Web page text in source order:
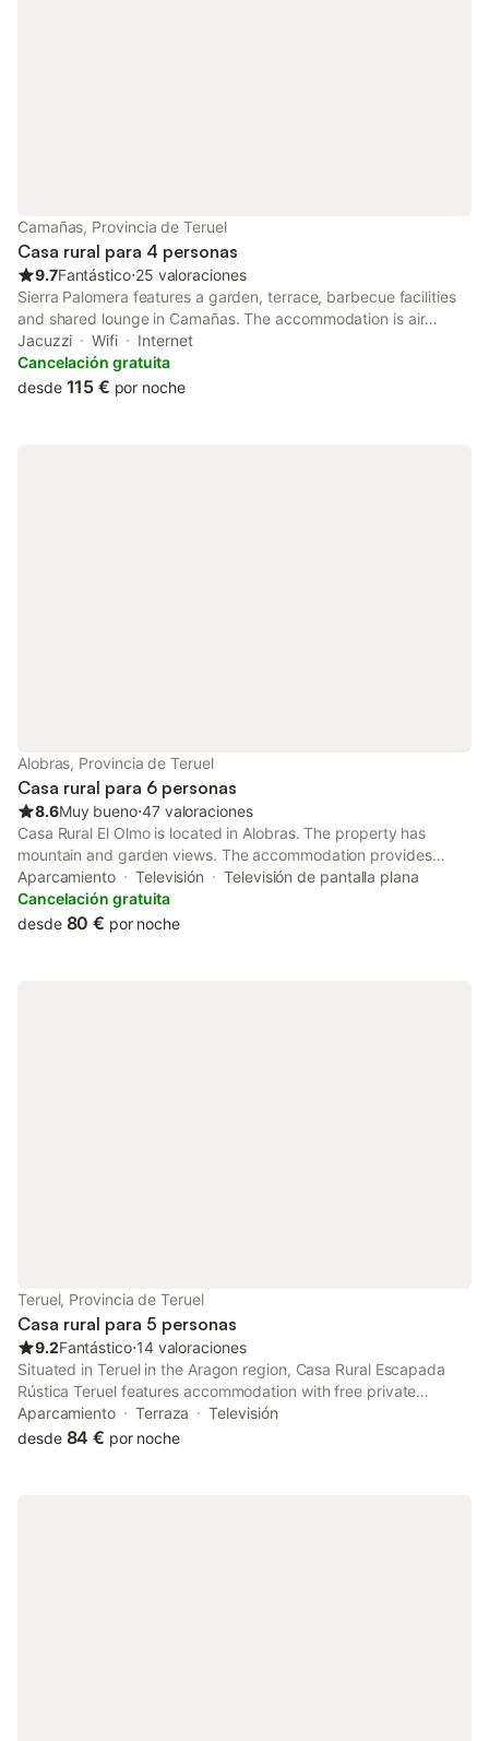
Camañas, Provincia de Teruel
Casa rural para 4 personas
9.7Fantástico⋅25 valoraciones
Sierra Palomera features a garden, terrace, barbecue facilities
and shared lounge in Camañas. The accommodation is air
conditioned and has a sauna. The accommodation provides a
hot tub, free WiFi throughout the property and family rooms.
Jacuzzi Wifi
Internet
Cancelación gratuita
desde 115 € por noche
Alobras, Provincia de Teruel
Casa rural para 6 personas
8.6Muy bueno⋅47 valoraciones
Casa Rural El Olmo is located in Alobras. The property has
mountain and garden views. The accommodation provides
private check-in and check-out and a tour desk for guests.
Aparcamiento Televisión
Televisión de pantalla plana
Cancelación gratuita
desde 80 € por noche
Teruel, Provincia de Teruel
Casa rural para 5 personas
9.2Fantástico⋅14 valoraciones
Situated in Teruel in the Aragon region, Casa Rural Escapada
Rústica Teruel features accommodation with free private
parking, as well as access to a solarium. The property has
garden and city views.
Aparcamiento Terraza
Televisión
desde 84 € por noche